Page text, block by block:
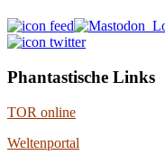
Phantastische Links
TOR online
Weltenportal